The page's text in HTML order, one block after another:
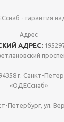
- гарантия
Адрес
АДРЕС:
г. Санкт-
«ОДЕСснаб»
Петербург, ул.